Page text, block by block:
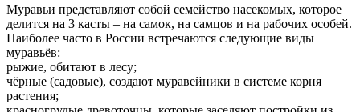
Муравьи представляют собой семейство насекомых, которое
делится на 3 касты – на самок, на самцов и на рабочих особей.
Наиболее часто в России встречаются следующие виды
муравьёв:
рыжие, обитают в лесу;
чёрные (садовые), создают муравейники в системе корня
растения;